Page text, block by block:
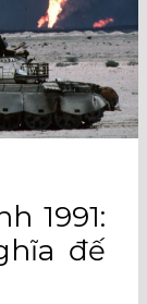
1991:
đế